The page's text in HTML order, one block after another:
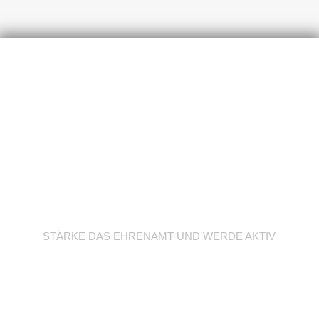
STÄRKE DAS EHRENAMT UND WERDE AKTIV